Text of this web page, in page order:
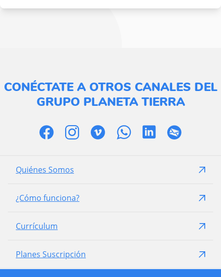
CONÉCTATE A OTROS CANALES DEL
GRUPO PLANETA TIERRA
Quiénes Somos
¿Cómo funciona?
Currículum
Planes Suscripción